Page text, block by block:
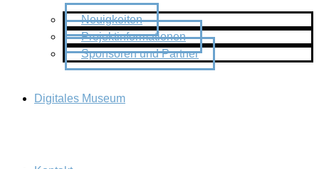
Neuigkeiten
Projektinformationen
Sponsoren und Partner
Digitales Museum